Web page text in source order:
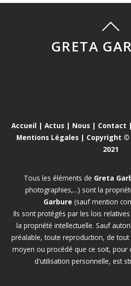
GRETA
Accueil | Actus| Nous| Contact |
Mentions Légales | Copyright ©
2021
Tous les éléments de Greta
photographies,...) sont la
Garbure (sauf mention
Ils sont protégés par les lois
la propriété intellectuelle. Sauf
préalable, toute reproduction, de
moyen ou procédé que ce soit, pour
d'utilisation personnelle, est